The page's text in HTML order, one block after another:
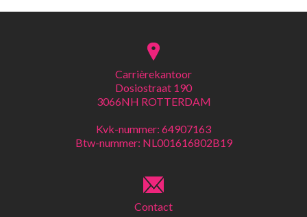
Carrièrekantoor
Dosiostraat 190
3066NH ROTTERDAM
Kvk-nummer: 64907163
Btw-nummer: NL001616802B19
Contact